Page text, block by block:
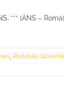
*** (ANS –
, Pastorale